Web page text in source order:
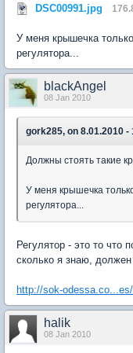
DSC00991.jpg
У меня крышечка
регулятора...
blackAngel
08 Jan 2010
gork285, on 8.01.2010 -
Должны стоять такие
У меня крышечка
регулятора...
Регулятор - это то что
сколько я знаю, должен
http://sok-
halik
08 Jan 2010